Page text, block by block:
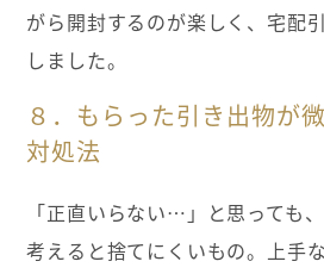
がら開封するのが楽しく、宅配
しました。
８．もらった引き出物が
対処法
「正直いらない…」と思っても
考えると捨てにくいもの。上手